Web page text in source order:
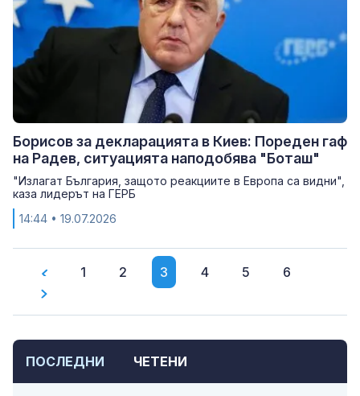
Борисов за декларацията в Киев: Пореден гаф
на Радев, ситуацията наподобява "Боташ"
"Излагат България, защото реакциите в Европа са видни",
каза лидерът на ГЕРБ
14:44 • 19.07.2026
1 2 3 4 5 6
ПОСЛЕДНИ ЧЕТЕНИ